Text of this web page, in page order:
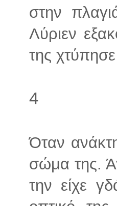
στην
Λύριεν
της
4
Όταν
σώμα της.
την είχε